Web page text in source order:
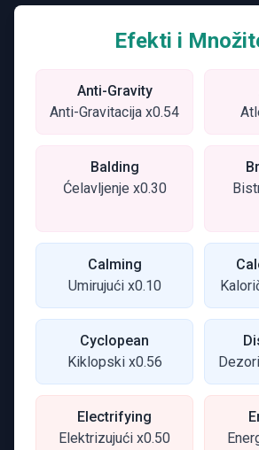
Efekti i
Anti-Gravity
Anti-Gravitacija x0.54
Balding
Ćelavljenje x0.30
Calming
Umirujući x0.10
Cyclopean
Kiklopski x0.56
Electrifying
Elektrizujući x0.50